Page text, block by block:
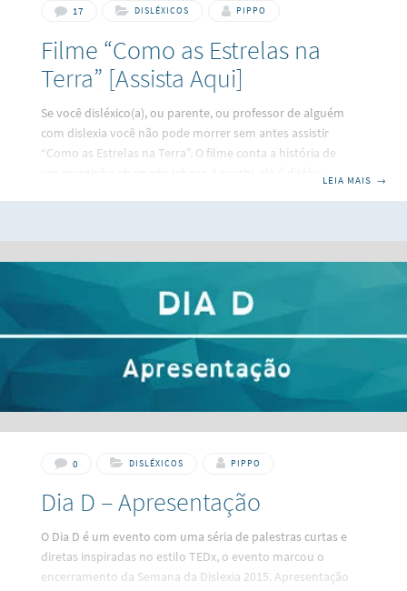
17 DISLÉXICOS PIPPO
Filme “Como as Estrelas na
Terra” [Assista Aqui]
Se você disléxico(a), ou parente, ou professor de alguém
com dislexia você não pode morrer sem antes assistir
“Como as Estrelas na Terra”. O filme conta a história de
LEIA MAIS →
0 DISLÉXICOS PIPPO
Dia D – Apresentação
O Dia D é um evento com uma séria de palestras curtas e
diretas inspiradas no estilo TEDx, o evento marcou o
encerramento da Semana da Dislexia 2015. Apresentação